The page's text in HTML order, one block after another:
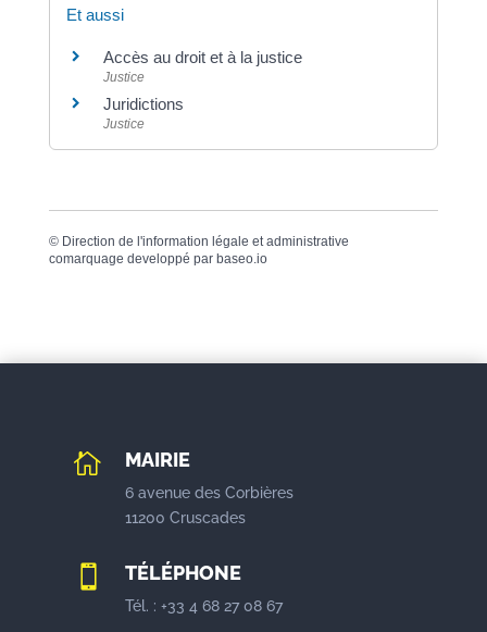
Et aussi
Accès au droit et à la justice
Justice
Juridictions
Justice
© Direction de l'information légale et administrative
comarquage developpé par baseo.io
 MAIRIE
6 avenue des Corbières
11200 Cruscades
 TÉLÉPHONE
Tél. : +33 4 68 27 08 67